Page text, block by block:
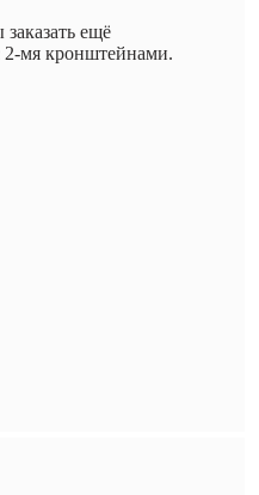
ещё
2-мя кронштейнами.